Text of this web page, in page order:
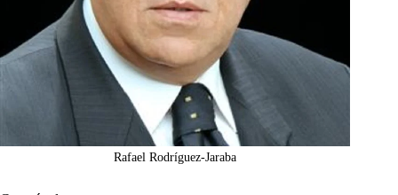
Rafael Rodríguez-Jaraba